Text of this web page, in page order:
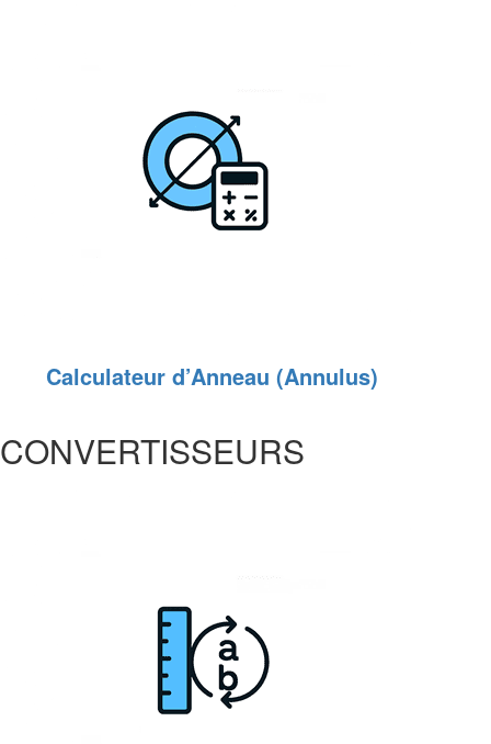
Calculateur d’Anneau (Annulus)
CONVERTISSEURS